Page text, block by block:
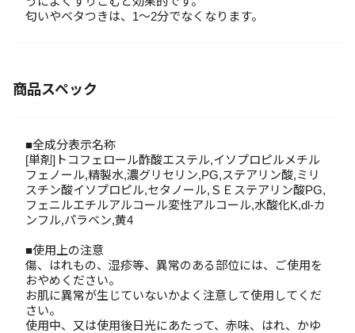
匂いやベタつきは、1～2分でなくなります。
商品スペック
■全成分表示名称
[単剤]トコフェロール酢酸エステル,イソプロピルメチル
フェノール,精製水,濃グリセリン,PG,ステアリン酸,ミリ
スチン酸イソプロピル,セタノール,ＳＥステアリン酸PG,
フェニルエチルアルコール変性アルコール,水酸化K,dl-カ
ンフル,パラベン,黄4
■使用上の注意
傷、はれもの、湿疹等、異常のある部位には、ご使用を
おやめください。
お肌に異常が生じていないかよく注意して使用してくだ
さい。
使用中、又は使用後日光にあたって、赤味、はれ、かゆ